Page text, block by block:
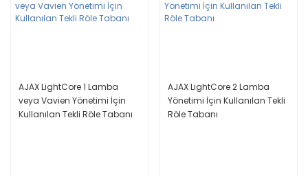
AJAX LightCore 1 Lamba
veya Vavien Yönetimi İçin
Kullanılan Tekli Röle Tabanı
AJAX LightCore 2 Lamba
Yönetimi İçin Kullanılan Tekli
Röle Tabanı